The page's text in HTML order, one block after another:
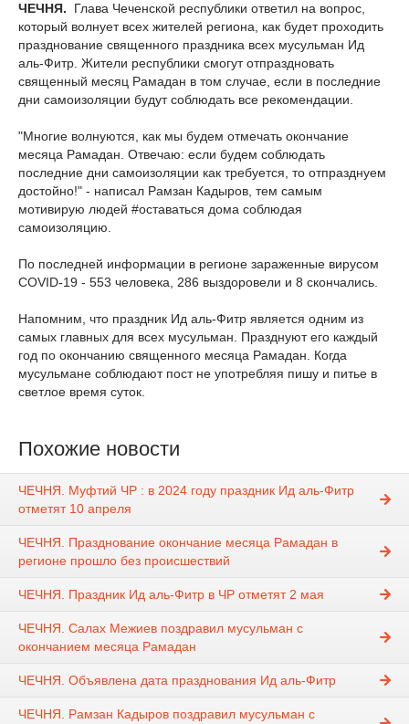
ЧЕЧНЯ.
Глава Чеченской республики ответил на вопрос,
который волнует всех жителей региона, как будет проходить
празднование священного праздника всех мусульман Ид
аль-Фитр. Жители республики смогут отпраздновать
священный месяц Рамадан в том случае, если в последние
дни самоизоляции будут соблюдать все рекомендации.
"Многие волнуются, как мы будем отмечать окончание
месяца Рамадан. Отвечаю: если будем соблюдать
последние дни самоизоляции как требуется, то отпразднуем
достойно!" - написал Рамзан Кадыров, тем самым
мотивирую людей #оставаться дома соблюдая
самоизоляцию.
По последней информации в регионе зараженные вирусом
COVID-19 - 553 человека, 286 выздоровели и 8 скончались.
Напомним, что праздник Ид аль-Фитр является одним из
самых главных для всех мусульман. Празднуют его каждый
год по окончанию священного месяца Рамадан. Когда
мусульмане соблюдают пост не употребляя пишу и питье в
светлое время суток.
Похожие новости
ЧЕЧНЯ. Муфтий ЧР : в 2024 году праздник Ид аль-Фитр
отметят 10 апреля
ЧЕЧНЯ. Празднование окончание месяца Рамадан в
регионе прошло без происшествий
ЧЕЧНЯ. Праздник Ид аль-Фитр в ЧР отметят 2 мая
ЧЕЧНЯ. Салах Межиев поздравил мусульман с
окончанием месяца Рамадан
ЧЕЧНЯ. Объявлена дата празднования Ид аль-Фитр
ЧЕЧНЯ. Рамзан Кадыров поздравил мусульман с